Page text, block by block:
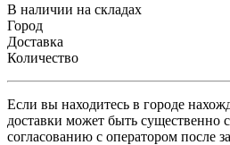
В наличии на складах
Город
Доставка
Количество
Если вы находитесь в городе
доставки может быть существенно
согласованию с оператором после